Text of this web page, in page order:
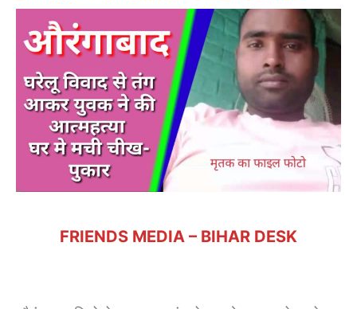
FRIENDS MEDIA – BIHAR DESK